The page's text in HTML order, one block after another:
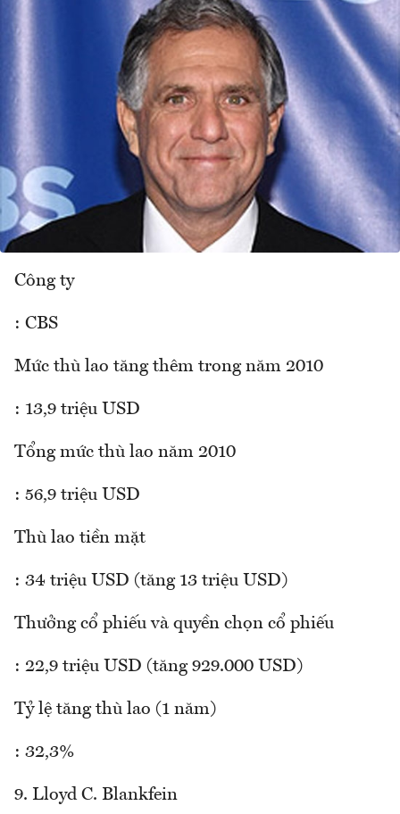
Công ty
: CBS
Mức thù lao tăng thêm trong năm 2010
: 13,9 triệu USD
Tổng mức thù lao năm 2010
: 56,9 triệu USD
Thù lao tiền mặt
: 34 triệu USD (tăng 13 triệu USD)
Thưởng cổ phiếu và quyền chọn cổ phiếu
: 22,9 triệu USD (tăng 929.000 USD)
Tỷ lệ tăng thù lao (1 năm)
: 32,3%
9. Lloyd C. Blankfein